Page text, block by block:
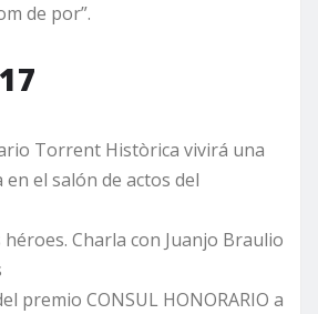
de por”.
Torrent Històrica vivirá una
el salón de actos del
Charla con Juanjo Braulio
premio CONSUL HONORARIO a